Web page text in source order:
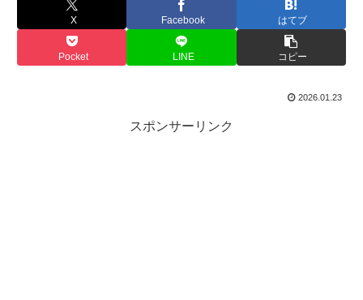
X Facebook はてブ
Pocket LINE コピー
2026.01.23
スポンサーリンク